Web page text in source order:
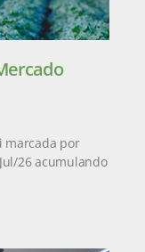
marcada por
26 acumulando